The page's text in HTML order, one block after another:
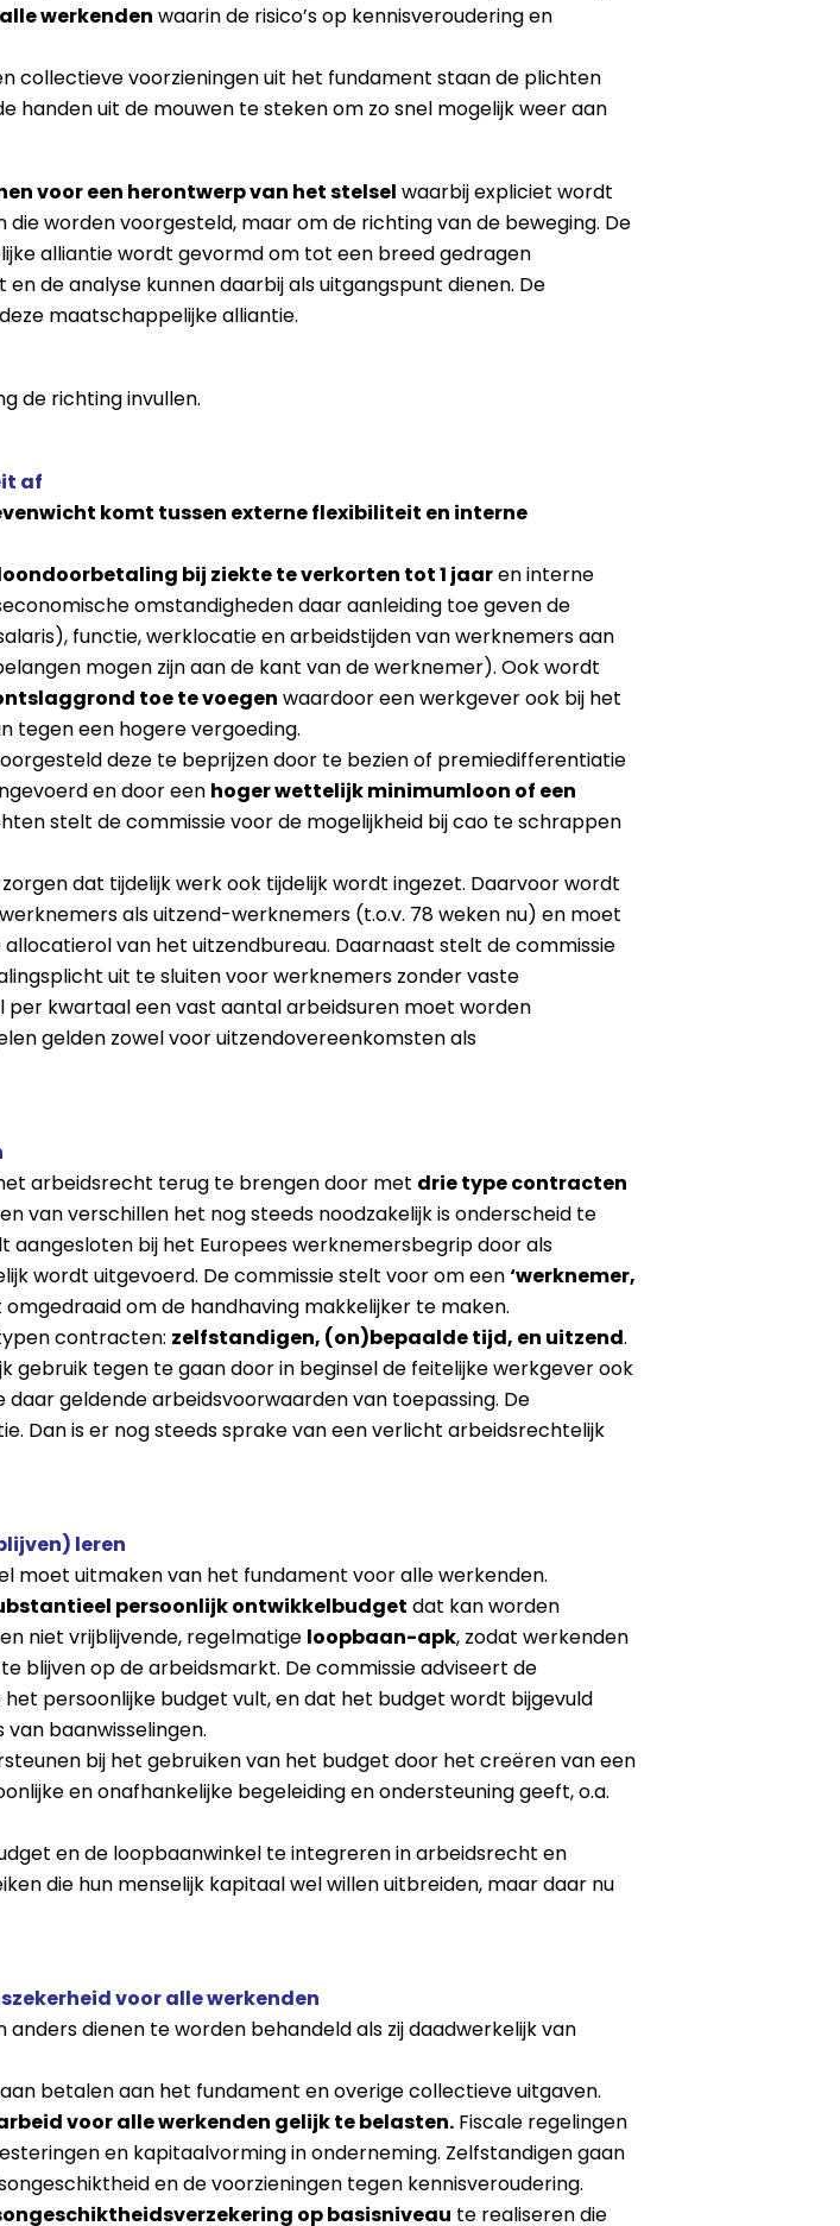
werkenden waarin de risico’s op kennisveroudering en
collectieve voorzieningen uit het fundament staan de plichten
handen uit de mouwen te steken om zo snel mogelijk weer aan
voor een herontwerp van het stelsel waarbij expliciet wordt
worden voorgesteld, maar om de richting van de beweging. De
alliantie wordt gevormd om tot een breed gedragen
de analyse kunnen daarbij als uitgangspunt dienen. De
maatschappelijke alliantie.
de richting invullen.
af
komt tussen externe flexibiliteit en interne
bij ziekte te verkorten tot 1 jaaren interne
omstandigheden daar aanleiding toe geven de
functie, werklocatie en arbeidstijden van werknemers aan
mogen zijn aan de kant van de werknemer). Ook wordt
toe te voegen waardoor een werkgever ook bij het
tegen een hogere vergoeding.
deze te beprijzen door te bezien of premiedifferentiatie
en door een hoger wettelijk minimumloon of een
stelt de commissie voor de mogelijkheid bij cao te schrappen
dat tijdelijk werk ook tijdelijk wordt ingezet. Daarvoor wordt
als uitzend-werknemers (t.o.v. 78 weken nu) en moet
van het uitzendbureau. Daarnaast stelt de commissie
uit te sluiten voor werknemers zonder vaste
kwartaal een vast aantal arbeidsuren moet worden
gelden zowel voor uitzendovereenkomsten als
arbeidsrecht terug te brengen door met drie type contracten
van verschillen het nog steeds noodzakelijk is onderscheid te
bij het Europees werknemersbegrip door als
wordt uitgevoerd. De commissie stelt voor om een‘werknemer,
om de handhaving makkelijker te maken.
contracten: zelfstandigen, (on)bepaalde tijd, en uitzend.
gebruik tegen te gaan door in beginsel de feitelijke werkgever ook
geldende arbeidsvoorwaarden van toepassing. De
Dan is er nog steeds sprake van een verlicht arbeidsrechtelijk
leren
moet uitmaken van het fundament voor alle werkenden.
persoonlijk ontwikkelbudget dat kan worden
niet vrijblijvende, regelmatige loopbaan-apk, zodat werkenden
blijven op de arbeidsmarkt. De commissie adviseert de
persoonlijke budget vult, en dat het budget wordt bijgevuld
baanwisselingen.
bij het gebruiken van het budget door het creëren van een
en onafhankelijke begeleiding en ondersteuning geeft, o.a.
en de loopbaanwinkel te integreren in arbeidsrecht en
die hun menselijk kapitaal wel willen uitbreiden, maar daar nu
voor alle werkenden
dienen te worden behandeld als zij daadwerkelijk van
betalen aan het fundament en overige collectieve uitgaven.
voor alle werkenden gelijk te belasten. Fiscale regelingen
en kapitaalvorming in onderneming. Zelfstandigen gaan
en de voorzieningen tegen kennisveroudering.
op basisniveau te realiseren die